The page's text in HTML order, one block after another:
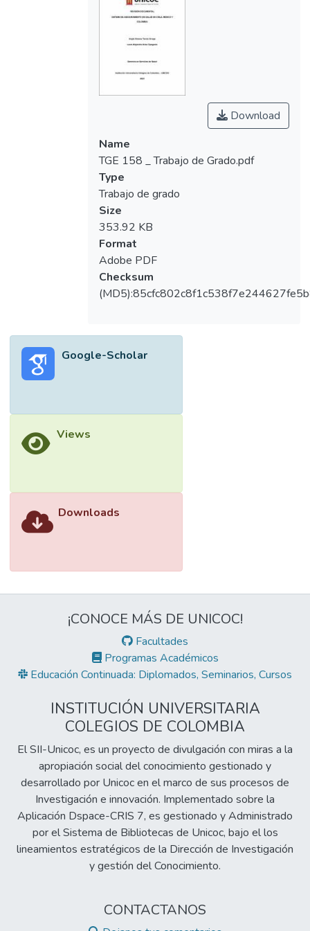
aseguramiento en salud pública llamado
asegurada, y, prestando el sistema de salud
privada tenemos a ISAPRES el cual tiene
una cobertura del 17,5% de la población5 .
Aun así, la ciudadanía permanece en
constante desacuerdo con las prestaciones
de servicios ya que no todas las personas
pueden tener acceso a los servicios de
salud cerca de las zonas donde habitan o
trabajan, llevando así a un desacuerdo entre
la población y el estado. Por su parte,
México tiene uno de los sistemas de salud
más complicados pese a las múltiples
reformas y cambios efectuados, este
sistema de salud está comprendido en dos
grupos: el público y el privado. Dentro del
sector público se encuentran las siguientes
de los Trabajadores del Estado (ISSSTE).
los prestadores de servicios que trabajan en
dependiendo del enfoque social en la que
se encuentren, presentan mayor o menor
encuentran los trabajadores independientes,
el sector informal y los desempleados; y en
el tercer grupo está la población con
capacidad de pago.
Download
Name
TGE 158 _ Trabajo de Grado.pdf
Type
Trabajo de grado
Size
353.92 KB
Format
Adobe PDF
Checksum
Google-Scholar
Views
Downloads
¡CONOCE MÁS DE UNICOC!
Facultades
Programas Académicos
Educación Continuada: Diplomados, Seminarios, Cursos
INSTITUCIÓN UNIVERSITARIA
COLEGIOS DE COLOMBIA
El SII-Unicoc, es un proyecto de divulgación con miras a la
apropiación social del conocimiento gestionado y
desarrollado por Unicoc en el marco de sus procesos de
Investigación e innovación. Implementado sobre la
Aplicación Dspace-CRIS 7, es gestionado y Administrado
por el Sistema de Bibliotecas de Unicoc, bajo el los
lineamientos estratégicos de la Dirección de Investigación
y gestión del Conocimiento.
CONTACTANOS